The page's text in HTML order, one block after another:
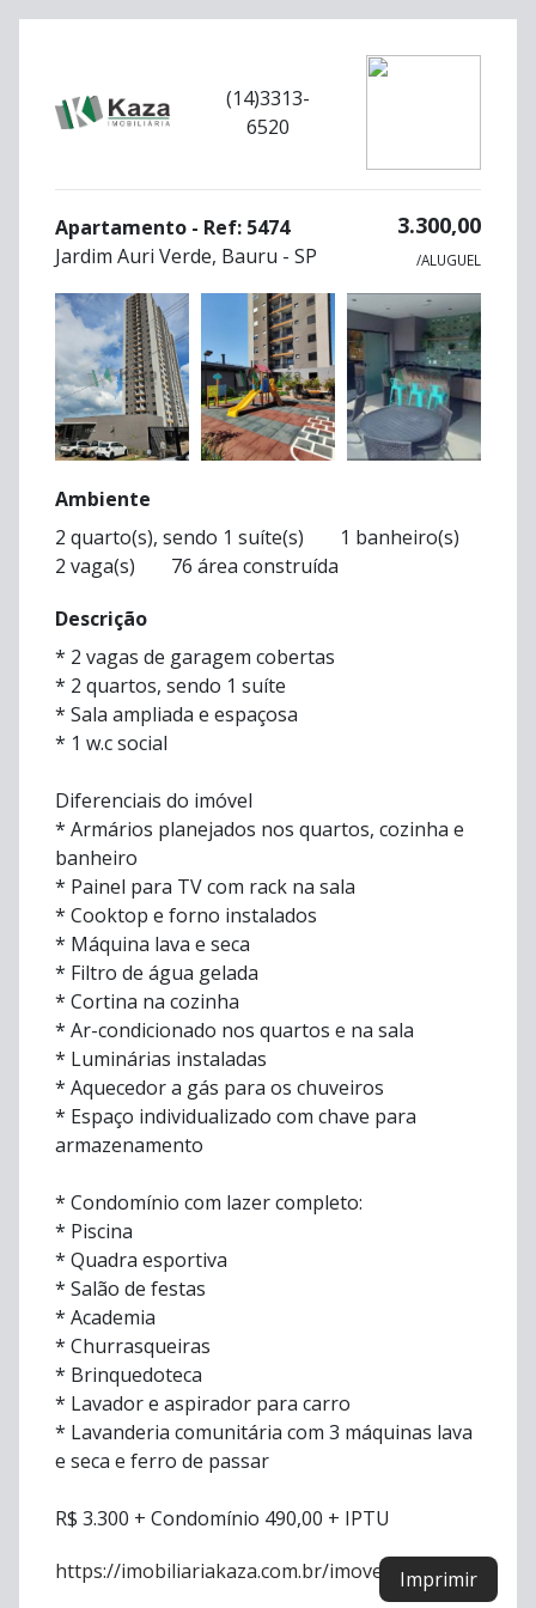
(14)3313-
6520
Apartamento - Ref: 5474
Jardim Auri Verde, Bauru - SP
3.300,00
/ALUGUEL
Ambiente
2 quarto(s), sendo 1 suíte(s)
1 banheiro(s)
2 vaga(s)
76 área construída
Descrição
* 2 vagas de garagem cobertas
* 2 quartos, sendo 1 suíte
* Sala ampliada e espaçosa
* 1 w.c social
Diferenciais do imóvel
* Armários planejados nos quartos, cozinha e
banheiro
* Painel para TV com rack na sala
* Cooktop e forno instalados
* Máquina lava e seca
* Filtro de água gelada
* Cortina na cozinha
* Ar-condicionado nos quartos e na sala
* Luminárias instaladas
* Aquecedor a gás para os chuveiros
* Espaço individualizado com chave para
armazenamento
* Condomínio com lazer completo:
* Piscina
* Quadra esportiva
* Salão de festas
* Academia
* Churrasqueiras
* Brinquedoteca
* Lavador e aspirador para carro
* Lavanderia comunitária com 3 máquinas lava
e seca e ferro de passar
R$ 3.300 + Condomínio 490,00 + IPTU
https://imobiliariakaza.com.br/imovel/5474Imprimir